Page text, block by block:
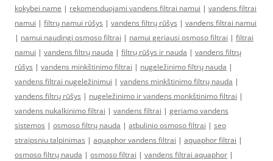
kokybei name | rekomenduojami vandens filtrai namui | vandens filtrai
namui | filtrų namui rūšys | vandens filtrų rūšys | vandens filtrai namui
| namui naudingi osmoso filtrai | namui geriausi osmoso filtrai | filtrai
namui | vandens filtrų nauda | filtrų rūšys ir nauda | vandens filtrų
rūšys | vandens minkštinimo filtrai | nugeležinimo filtrų nauda |
vandens filtrai nugeležinimui | vandens minkštinimo filtrų nauda |
vandens filtrų rūšys | nugeležinimo ir vandens monkštinimo filtrai |
vandens nukalkinimo filtrai | vandens filtrai | geriamo vandens
sistemos | osmoso filtrų nauda | atbulinio osmoso filtrai | seo
straipsniu talpinimas | aquaphor vandens filtrai | aquaphor filtrai |
osmoso filtrų nauda | osmoso filtrai | vandens filtrai aquaphor |